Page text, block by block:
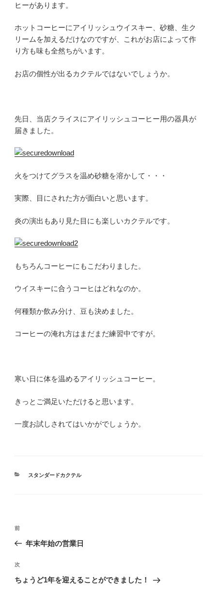
ヒーがあります。
ホットコーヒーにアイリッシュウイスキー、砂糖、生ク
リームを加えるだけなのですが、これがお店によって作
り方も味も全然ちがいます。
お店の個性が出るカクテルではないでしょうか。
先日、当店クライスにアイリッシュコーヒー用の器具が
届きました。
火をつけてグラスを温め砂糖を溶かして・・・
実際、目にされた方が面白いと思います。
炎の演出もあり見た目にも楽しいカクテルです。
もちろんコーヒーにもこだわりました。
ウイスキーに合うコーヒはどれなのか。
何種類か飲み分け、豆も決めました。
コーヒーの淹れ方はまだまだ練習中ですが。
寒い日に体を温めるアイリッシュコーヒー。
きっとご満足いただけると思います。
一度お試しされてはいかがでしょうか。
カ
スタンダードカクテル
投
ビ
ゲ
前
の
稿
前
年末年始の営業日
次
の
次
ちょうど1年を迎えることができました！